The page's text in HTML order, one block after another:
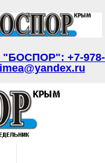
"БОСПОР": +7-978-